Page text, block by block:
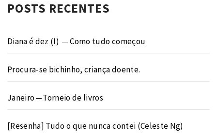
POSTS RECENTES
Diana é dez (I) — Como tudo começou
Procura-se bichinho, criança doente.
Janeiro — Torneio de livros
[Resenha] Tudo o que nunca contei (Celeste Ng)